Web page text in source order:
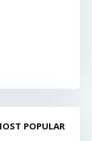
POPULAR